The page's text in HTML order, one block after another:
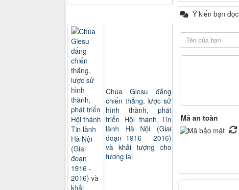
Ý kiến bạn đọc
Mã an toàn
Chúa Giesu đấng
chiến thắng, lược sử
hình thành, phát
triển Hội thánh Tin
lành Hà Nội (Giai
đoạn 1916 - 2016)
và khải tượng cho
tương lai